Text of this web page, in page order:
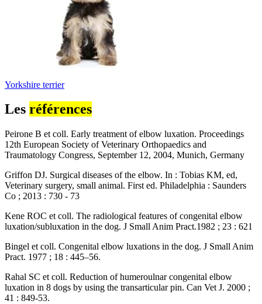
Yorkshire terrier
Les références
Peirone B et coll. Early treatment of elbow luxation. Proceedings
12th European Society of Veterinary Orthopaedics and
Traumatology Congress, September 12, 2004, Munich, Germany
Griffon DJ. Surgical diseases of the elbow. In : Tobias KM, ed,
Veterinary surgery, small animal. First ed. Philadelphia : Saunders
Co ; 2013 : 730 - 73
Kene ROC et coll. The radiological features of congenital elbow
luxation/subluxation in the dog. J Small Anim Pract.1982 ; 23 : 621
Bingel et coll. Congenital elbow luxations in the dog. J Small Anim
Pract. 1977 ; 18 : 445–56.
Rahal SC et coll. Reduction of humeroulnar congenital elbow
luxation in 8 dogs by using the transarticular pin. Can Vet J. 2000 ;
41 : 849-53.